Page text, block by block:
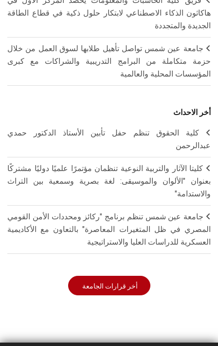
هاكاثون الذكاء الاصطناعي لابتكار حلول ذكية في قطاع الطاقة
الجديدة والمتجددة
جامعة عين شمس تواصل تأهيل طلابها لسوق العمل من خلال
حزمة متكاملة من البرامج التدريبية والشراكات مع كبرى
المؤسسات المحلية والعالمية
أخر الاحداث
كلية الحقوق تنظم حفل تأبين الأستاذ الدكتور حمدي
عبدالرحمن
كليتا الآثار والتربية النوعية تنظمان مؤتمرًا علميًا دوليًا مشتركًا
بعنوان "الألوان والموسيقى: لغة بصرية وسمعية بين التراث
والاستدامة"
جامعة عين شمس تنظم برنامج "ركائز ومحددات الأمن القومي
المصري في ظل المتغيرات المعاصرة" بالتعاون مع الأكاديمية
العسكرية للدراسات العليا والاستراتيجية
أخر قرارات الجامعة